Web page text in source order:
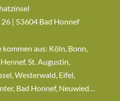
| 53604 Bad Honnef
kommen aus: Köln, Bonn,
St. Augustin,
Westerwald, Eifel,
Bad Honnef, Neuwied…